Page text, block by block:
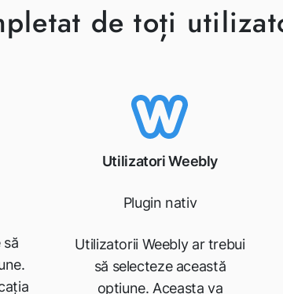
de toți
să
Utilizatori Weebly
Plugin nativ
Utilizatorii Weebly ar trebui
să selecteze această
opțiune. Aceasta va